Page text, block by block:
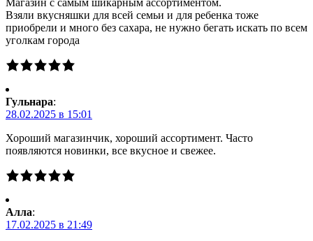
Взяли вкусняшки для всей семьи и для ребенка тоже
приобрели и много без сахара, не нужно бегать искать по всем
уголкам города
Гульнара:
28.02.2025 в 15:01
Хороший магазинчик, хороший ассортимент. Часто
появляются новинки, все вкусное и свежее.
Алла:
17.02.2025 в 21:49